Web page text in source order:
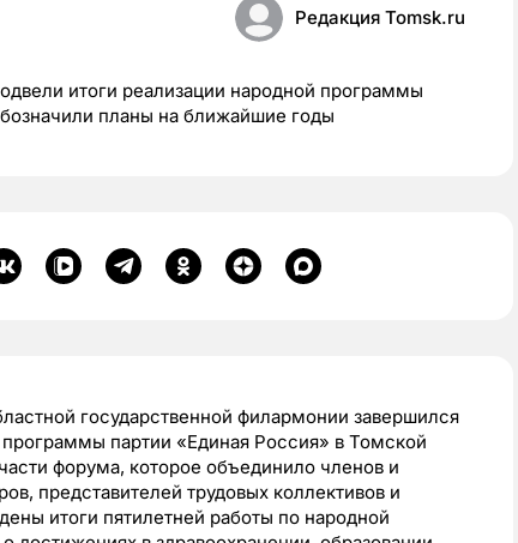
Редакция Tomsk.ru
итоги реализации народной программы
планы на ближайшие годы
государственной филармонии завершился
партии «Единая Россия» в Томской
форума, которое объединило членов и
представителей трудовых коллективов и
итоги пятилетней работы по народной